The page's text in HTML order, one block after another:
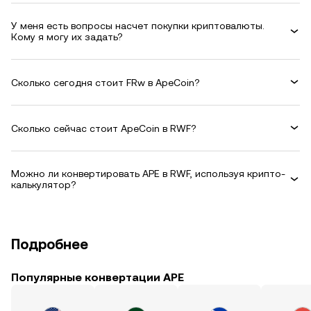
У меня есть вопросы насчет покупки криптовалюты.
Кому я могу их задать?
Сколько сегодня стоит FRw в ApeCoin?
Сколько сейчас стоит ApeCoin в RWF?
Можно ли конвертировать APE в RWF, используя крипто-
калькулятор?
Подробнее
Популярные конвертации APE